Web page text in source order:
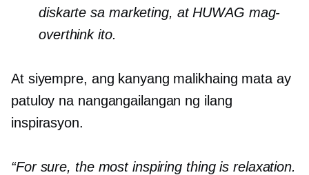
diskarte sa marketing, at HUWAG mag-
overthink ito.
At siyempre, ang kanyang malikhaing mata ay
patuloy na nangangailangan ng ilang
inspirasyon.
“For sure, the most inspiring thing is relaxation.